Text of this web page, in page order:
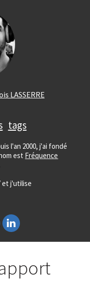
LASSERRE
tags
l'an 2000, j'ai fondé
est Fréquence
et j'utilise